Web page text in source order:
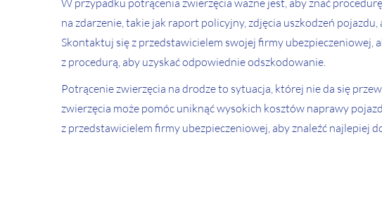
W przypadku potrącenia zwierzęcia ważne jest, aby znać
na zdarzenie, takie jak raport policyjny, zdjęcia uszkodzeń
Skontaktuj się z przedstawicielem swojej firmy ubezpieczeniowej,
z procedurą, aby uzyskać odpowiednie odszkodowanie.
Potrącenie zwierzęcia na drodze to sytuacja, której nie da się
zwierzęcia może pomóc uniknąć wysokich kosztów naprawy
z przedstawicielem firmy ubezpieczeniowej, aby znaleźć najlepiej